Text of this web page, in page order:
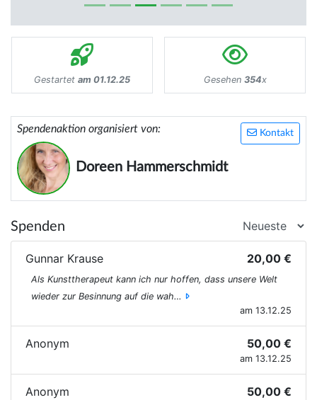
Gestartet am 01.12.25 Gesehen 354x
Kontakt
Spendenaktion organisiert von:
Doreen Hammerschmidt
Spenden
Gunnar Krause 20,00 €
Als Kunsttherapeut kann ich nur hoffen, dass unsere Welt
wieder zur Besinnung auf die wah…
am 13.12.25
Anonym 50,00 €
am 13.12.25
Anonym 50,00 €